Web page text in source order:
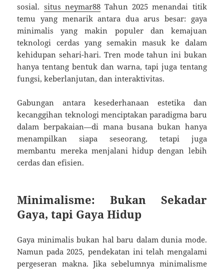
sosial. situs neymar88Tahun 2025 menandai titik
temu yang menarik antara dua arus besar: gaya
minimalis yang makin populer dan kemajuan
teknologi cerdas yang semakin masuk ke dalam
kehidupan sehari-hari. Tren mode tahun ini bukan
hanya tentang bentuk dan warna, tapi juga tentang
fungsi, keberlanjutan, dan interaktivitas.
Gabungan antara kesederhanaan estetika dan
kecanggihan teknologi menciptakan paradigma baru
dalam berpakaian—di mana busana bukan hanya
menampilkan siapa seseorang, tetapi juga
membantu mereka menjalani hidup dengan lebih
cerdas dan efisien.
Minimalisme: Bukan Sekadar
Gaya, tapi Gaya Hidup
Gaya minimalis bukan hal baru dalam dunia mode.
Namun pada 2025, pendekatan ini telah mengalami
pergeseran makna. Jika sebelumnya minimalisme